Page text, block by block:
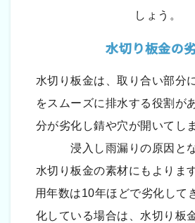
しょう。
水切り板金の
水切り板金は、取り合い部分
をスムーズに排水する役割が
分が劣化し錆や穴が開いてし
浸入し雨漏りの原因と
水切り板金の素材にもよりま
用年数は10年ほどで劣化して
化している場合は、水切り板